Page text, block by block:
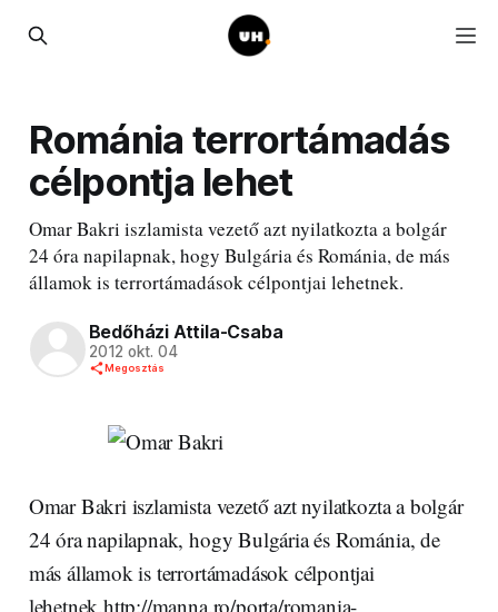
Románia terrortámadás
célpontja lehet
Omar Bakri iszlamista vezető azt nyilatkozta a bolgár
24 óra napilapnak, hogy Bulgária és Románia, de más
államok is terrortámadások célpontjai lehetnek.
Bedőházi Attila-Csaba
2012 okt. 04
Megosztás
Omar Bakri iszlamista vezető azt nyilatkozta a bolgár
24 óra napilapnak, hogy Bulgária és Románia, de
más államok is terrortámadások célpontjai
lehetnek.http://manna.ro/porta/romania-